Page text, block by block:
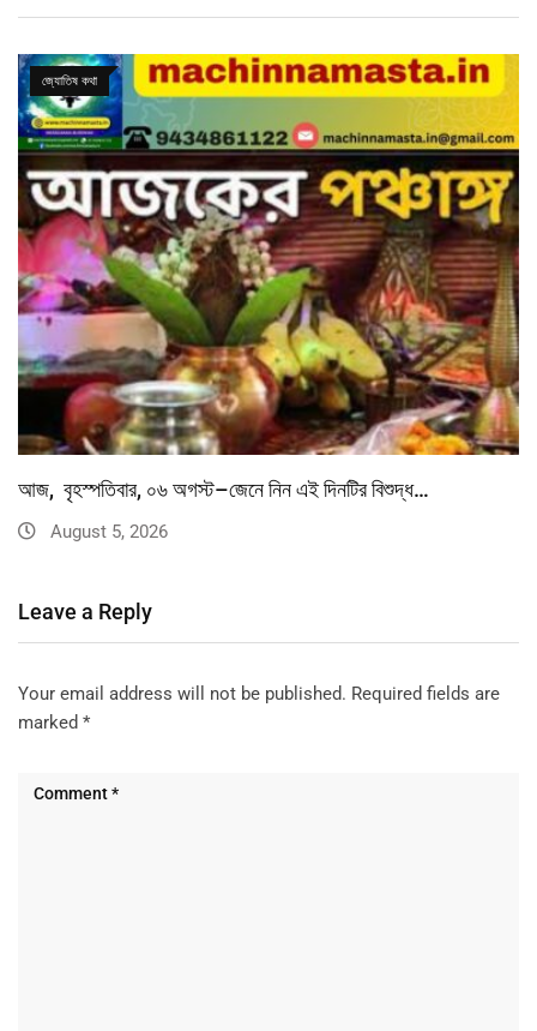
জ্যোতিষ কথা
আজ, বৃহস্পতিবার, ০৬ অগস্ট–জেনে নিন এই দিনটির বিশুদ্ধ…
August 5, 2026
Leave a Reply
Your email address will not be published. Required fields are
marked *